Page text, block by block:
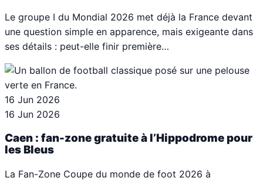
Le groupe I du Mondial 2026 met déjà la France devant
une question simple en apparence, mais exigeante dans
ses détails : peut-elle finir première…
16 Jun 2026
16 Jun 2026
Caen : fan-zone gratuite à l’Hippodrome pour
les Bleus
La Fan-Zone Coupe du monde de foot 2026 à